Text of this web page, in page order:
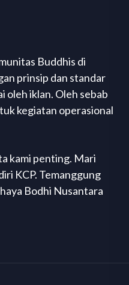
Buddhis di
prinsip dan standar
oleh iklan. Oleh sebab
kegiatan operasional
kami penting. Mari
KCP. Temanggung
Bodhi Nusantara